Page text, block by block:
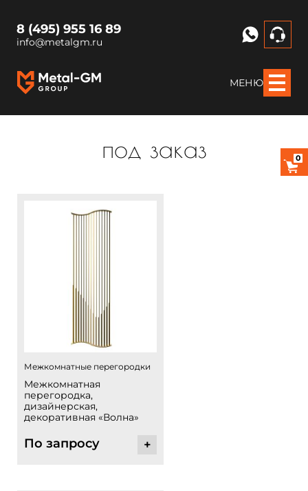
8 (495) 955 16 89
info@metalgm.ru
МЕНЮ
под заказ
Межкомнатные перегородки
Межкомнатная
перегородка,
дизайнерская,
декоративная «Волна»
По запросу +
0